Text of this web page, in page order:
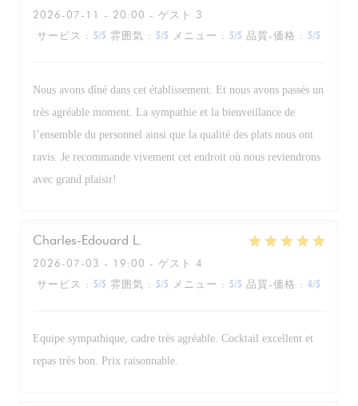
2026-07-11
- 20:00 - ゲスト 3
サービス : 5/5 雰囲気 : 5/5 メニュー : 5/5 品質-価格 : 5/5
Nous avons dîné dans cet établissement. Et nous avons passés un
très agréable moment. La sympathie et la bienveillance de
l’ensemble du personnel ainsi que la qualité des plats nous ont
ravis. Je recommande vivement cet endroit où nous reviendrons
avec grand plaisir!
Charles-Edouard L
2026-07-03 - 19:00 - ゲスト 4
サービス : 5/5 雰囲気 : 5/5 メニュー : 5/5 品質-価格 : 4/5
Equipe sympathique, cadre très agréable. Cocktail excellent et
repas très bon. Prix raisonnable.